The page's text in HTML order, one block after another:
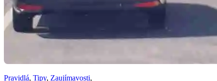
Pravidlá, Tipy, Zaujímavosti,